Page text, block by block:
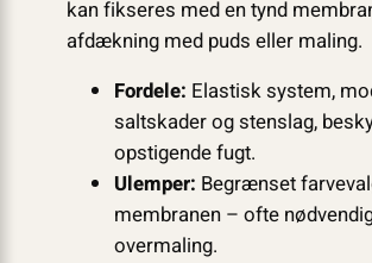
kan fikseres med en tynd
afdækning med puds eller maling.
Fordele: Elastisk system,
saltskader og stenslag,
opstigende fugt.
Ulemper: Begrænset
membranen – ofte
overmaling.